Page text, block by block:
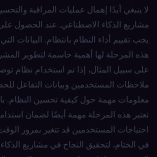
لا ينبغي أبدًا إهمال عمليات المراقبة
مشاريع الذكاء الاصطناعي. عند الحصول على
يجب تقييم أداء النظام بانتظام. البيانات
هذه المرحلة لها أهمية حاسمة لتطوير
على سبيل المثال، إذا تم استخدام نظام
ملاحظات المستخدمين وبيانات التفاعل
معلومات مهمة حول كيفية تحسين النظام.
تعتبر هذه المرحلة مهمة أيضًا لضمان
احتياجات المستخدمين قد تتغير بمرور
في الختام، لتحقيق النجاح في مشاريع